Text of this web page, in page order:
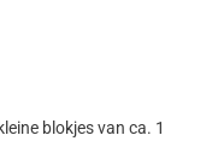
blokjes van ca. 1